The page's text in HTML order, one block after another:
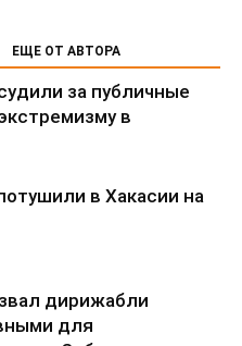
ЕЩЕ ОТ АВТОРА
за публичные
в
в Хакасии на
дирижабли
для